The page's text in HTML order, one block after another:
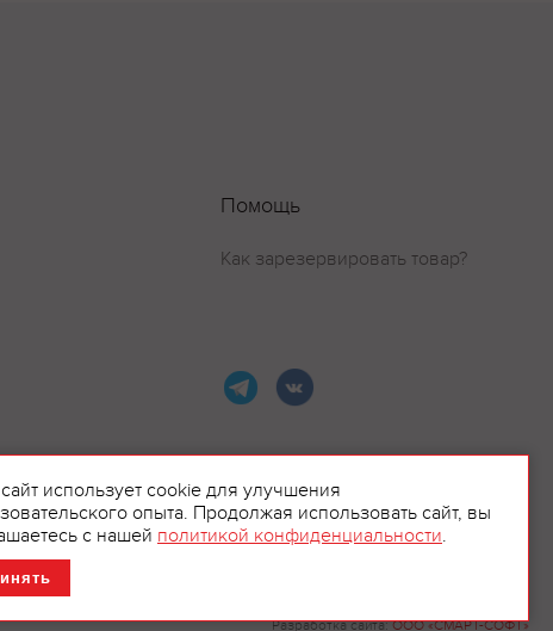
Разработка сайта:ООО «СМАРТ-СОФТ»
Помощь
Как зарезервировать товар?
использует cookie для улучшения
опыта. Продолжая использовать сайт, вы
с нашей политикой конфиденциальности.